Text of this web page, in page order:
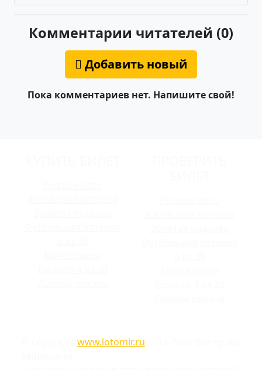
Комментарии читателей (0)
Добавить новый
Пока комментариев нет. Напишите свой!
www.lotomir.ru